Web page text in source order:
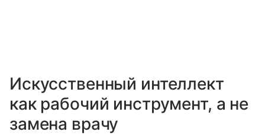
Искусственный интеллект
как рабочий инструмент, а не
замена врачу